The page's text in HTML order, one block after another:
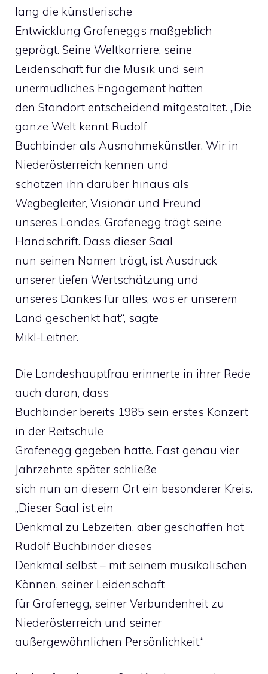
lang die künstlerische
Entwicklung Grafeneggs maßgeblich
geprägt. Seine Weltkarriere, seine
Leidenschaft für die Musik und sein
unermüdliches Engagement hätten
den Standort entscheidend mitgestaltet. „Die
ganze Welt kennt Rudolf
Buchbinder als Ausnahmekünstler. Wir in
Niederösterreich kennen und
schätzen ihn darüber hinaus als
Wegbegleiter, Visionär und Freund
unseres Landes. Grafenegg trägt seine
Handschrift. Dass dieser Saal
nun seinen Namen trägt, ist Ausdruck
unserer tiefen Wertschätzung und
unseres Dankes für alles, was er unserem
Land geschenkt hat“, sagte
Mikl-Leitner.
Die Landeshauptfrau erinnerte in ihrer Rede
auch daran, dass
Buchbinder bereits 1985 sein erstes Konzert
in der Reitschule
Grafenegg gegeben hatte. Fast genau vier
Jahrzehnte später schließe
sich nun an diesem Ort ein besonderer Kreis.
„Dieser Saal ist ein
Denkmal zu Lebzeiten, aber geschaffen hat
Rudolf Buchbinder dieses
Denkmal selbst – mit seinem musikalischen
Können, seiner Leidenschaft
für Grafenegg, seiner Verbundenheit zu
Niederösterreich und seiner
außergewöhnlichen Persönlichkeit.“